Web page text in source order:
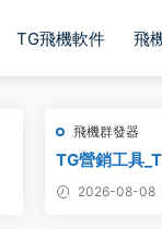
TG飛機軟件 飛
飛機群發器
TG營銷工具
解版2026-08-08